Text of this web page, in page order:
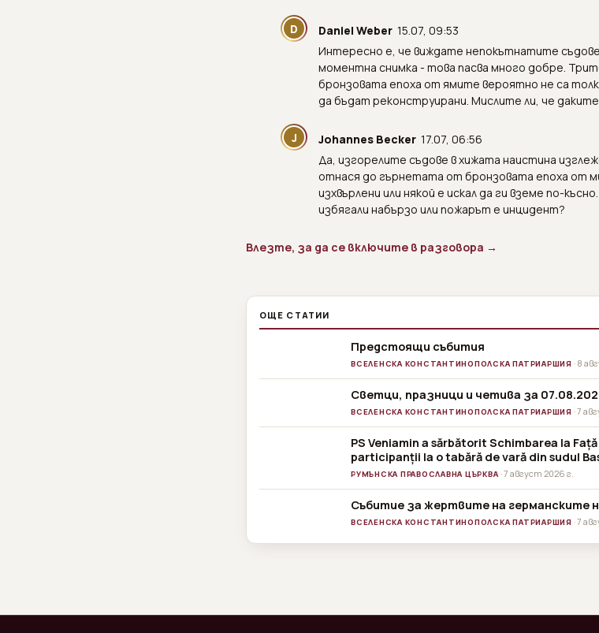
D Daniel Weber 15.07, 09:53
Интересно е, че виждате непокътнатите
моментна снимка - това пасва много добре.
бронзовата епоха от ямите вероятно не са
да бъдат реконструирани. Мислите ли, че
J Johannes Becker 17.07, 06:56
Да, изгорелите съдове в хижата наистина
отнася до гърнетата от бронзовата епоха от
изхвърлени или някой е искал да ги вземе по-
избягали набързо или пожарът е инцидент?
Влезте, за да се включите в разговора →
ОЩЕ СТАТИИ
Предстоящи събития
ВСЕЛЕНСКА КОНСТАНТИНОПОЛСКА ПАТРИАРШИЯ · 8
Светци, празници и четива за
ВСЕЛЕНСКА КОНСТАНТИНОПОЛСКА ПАТРИАРШИЯ · 7
PS Veniamin a sărbătorit Schimbarea la
participanții la o tabără de vară din sudul
РУМЪНСКА ПРАВОСЛАВНА ЦЪРКВА · 7 август 2026 г.
Събитие за жертвите на германските
ВСЕЛЕНСКА КОНСТАНТИНОПОЛСКА ПАТРИАРШИЯ · 7